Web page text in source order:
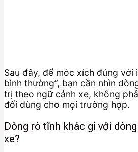
Sau đây, để móc xích đúng với
bình thường”, bạn cần nhìn
trị theo ngữ cảnh xe, không
đối dùng cho mọi trường hợp.
Dòng rò tĩnh khác gì với
xe?